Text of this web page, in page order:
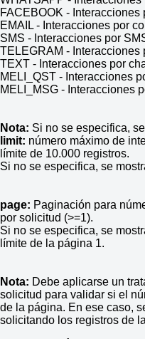
FACEBOOK - Interacciones
EMAIL - Interacciones por
SMS - Interacciones por
TELEGRAM - Interacciones
TEXT - Interacciones por
MELI_QST - Interacciones
MELI_MSG - Interacciones
Nota: Si no se especifica,
limit: número máximo de
límite de 10.000 registros.
Si no se especifica, se
page: Paginación para
por solicitud (>=1).
Si no se especifica, se
límite de la página 1.
Nota: Debe aplicarse un
solicitud para validar si el
de la página. En ese caso,
solicitando los registros de